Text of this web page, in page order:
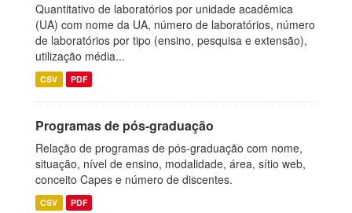
Quantitativo de laboratórios por unidade acadêmica
(UA) com nome da UA, número de laboratórios, número
de laboratórios por tipo (ensino, pesquisa e extensão),
utilização média...
CSV PDF
Programas de pós-graduação
Relação de programas de pós-graduação com nome,
situação, nível de ensino, modalidade, área, sítio web,
conceito Capes e número de discentes.
CSV PDF